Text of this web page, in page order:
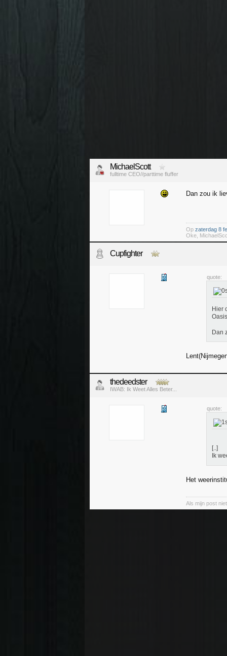
MichaelScott
fulltime CEO//parttime fluffer
Dan zou ik
Op zaterdag 8
Oke,
Cupfighter
quote:
Hier
Dan
thedeedster
IWAB: Ik Weet Alles Beter...
quote:
[..]
Ik
Het
Als mijn post